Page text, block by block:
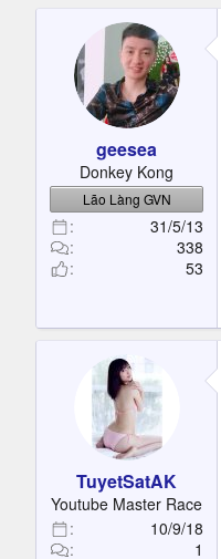
geesea
Donkey Kong
Lão Làng GVN
31/5/13
338
53
TuyetSatAK
Youtube Master Race
10/9/18
1